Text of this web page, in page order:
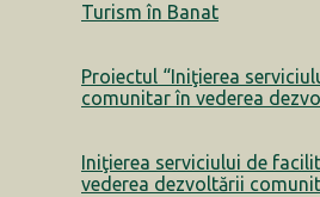
Turism în Banat
Proiectul “Iniţierea
comunitar în vederea
Iniţierea serviciului de
vederea dezvoltării